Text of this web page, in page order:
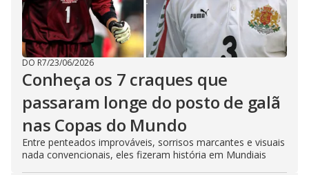
DO R7/23/06/2026
Conheça os 7 craques que
passaram longe do posto de galã
nas Copas do Mundo
Entre penteados improváveis, sorrisos marcantes e visuais
nada convencionais, eles fizeram história em Mundiais